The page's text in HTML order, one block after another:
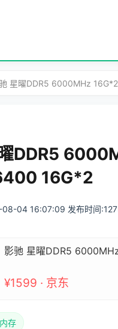
星曜DDR5 6000MHz
DDR5
16G*2
04 16:07:09 发布时间
影驰 星曜DDR5
¥1599 · 京东
存